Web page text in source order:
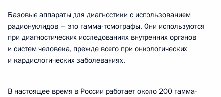
Базовые аппараты для диагностики с использованием
радионуклидов – это гамма-томографы. Они используются
при диагностических исследованиях внутренних органов
и систем человека, прежде всего при онкологических
и кардиологических заболеваниях.
В настоящее время в России работает около 200 гамма-